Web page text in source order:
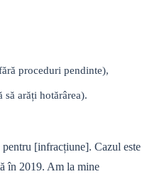
proceduri pendinte),
să arăți hotărârea).
[infracțiune]. Cazul este
în 2019. Am la mine